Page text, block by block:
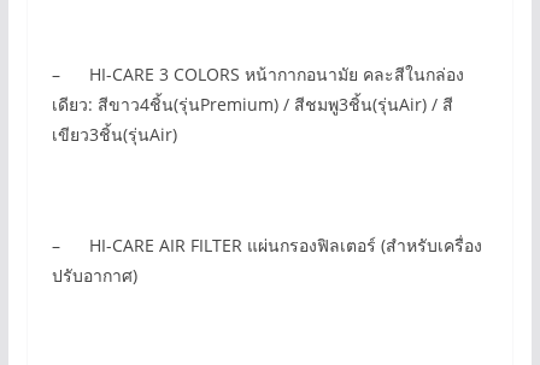
– HI-CARE 3 COLORS หน้ากากอนามัย คละสีในกล่อง
เดียว: สีขาว4ชิ้น(รุ่นPremium) / สีชมพู3ชิ้น(รุ่นAir) / สี
เขียว3ชิ้น(รุ่นAir)
– HI-CARE AIR FILTER แผ่นกรองฟิลเตอร์ (สำหรับเครื่อง
ปรับอากาศ)